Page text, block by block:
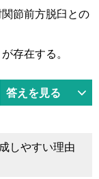
節前方脱臼との
存在する。
答えを見る
しやすい理由